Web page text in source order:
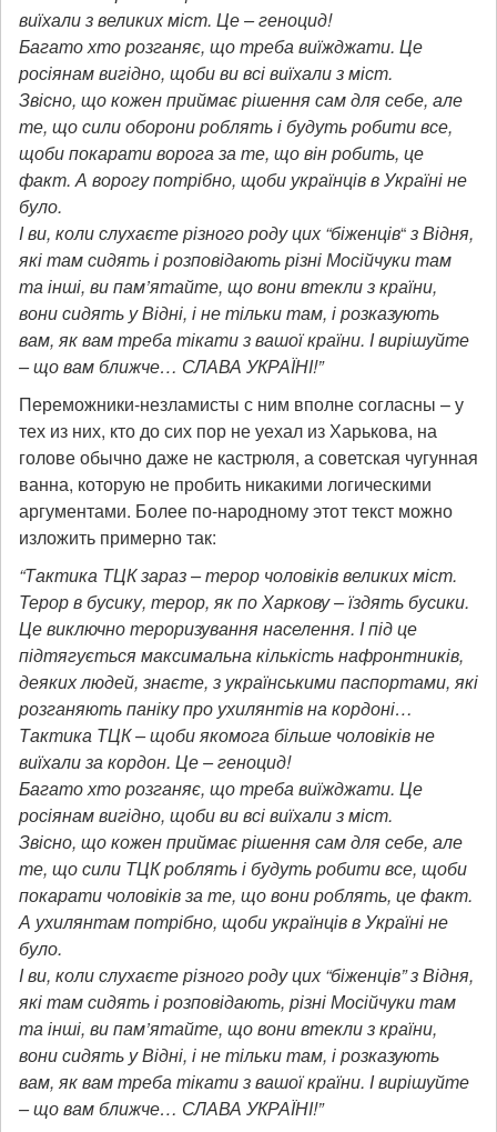
виїхали з великих міст. Це – геноцид!
Багато хто розганяє, що треба виїжджати. Це
росіянам вигідно, щоби ви всі виїхали з міст.
Звісно, що кожен приймає рішення сам для себе, але
те, що сили оборони роблять і будуть робити все,
щоби покарати ворога за те, що він робить, це
факт. А ворогу потрібно, щоби українців в Україні не
було.
І ви, коли слухаєте різного роду цих “біженців“з Відня,
які там сидять і розповідають різні Мосійчуки там
та інші, ви пам’ятайте, що вони втекли з країни,
вони сидять у Відні, і не тільки там, і розказують
вам, як вам треба тікати з вашої країни. І вирішуйте
– що вам ближче… СЛАВА УКРАЇНІ!”
Переможники-незламисты с ним вполне согласны – у
тех из них, кто до сих пор не уехал из Харькова, на
голове обычно даже не кастрюля, а советская чугунная
ванна, которую не пробить никакими логическими
аргументами. Более по-народному этот текст можно
изложить примерно так:
“Тактика ТЦК зараз – терор чоловіків великих міст.
Терор в бусику, терор, як по Харкову – їздять бусики.
Це виключно тероризування населення. І під це
підтягується максимальна кількість нафронтників,
деяких людей, знаєте, з українськими паспортами, які
розганяють паніку про ухилянтів на кордоні…
Тактика ТЦК – щоби якомога більше чоловіків не
виїхали за кордон. Це – геноцид!
Багато хто розганяє, що треба виїжджати. Це
росіянам вигідно, щоби ви всі виїхали з міст.
Звісно, що кожен приймає рішення сам для себе, але
те, що сили ТЦК роблять і будуть робити все, щоби
покарати чоловіків за те, що вони роблять, це факт.
А ухилянтам потрібно, щоби українців в Україні не
було.
І ви, коли слухаєте різного роду цих “біженців” з Відня,
які там сидять і розповідають, різні Мосійчуки там
та інші, ви пам’ятайте, що вони втекли з країни,
вони сидять у Відні, і не тільки там, і розказують
вам, як вам треба тікати з вашої країни. І вирішуйте
– що вам ближче… СЛАВА УКРАЇНІ!”